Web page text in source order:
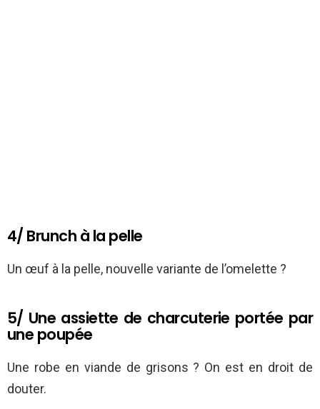
4/ Brunch à la pelle
Un œuf à la pelle, nouvelle variante de l’omelette ?
5/ Une assiette de charcuterie portée par
une poupée
Une robe en viande de grisons ? On est en droit de
douter.